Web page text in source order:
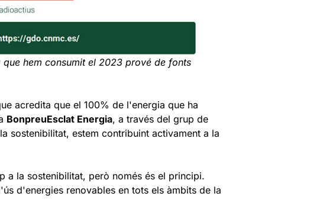
hem consumit el 2023 prové de fonts
acredita que el 100% de l'energia que ha
BonpreuEsclat Energia, a través del grup de
sostenibilitat, estem contribuint activament a la
a la sostenibilitat, però només és el principi.
d'energies renovables en tots els àmbits de la